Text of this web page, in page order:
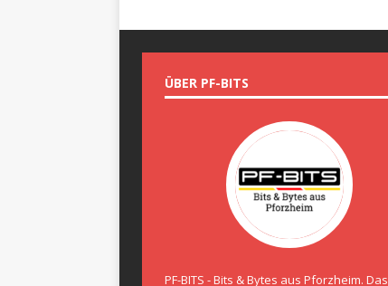
ÜBER PF-BITS
PF-BITS - Bits & Bytes aus Pforzheim. Das